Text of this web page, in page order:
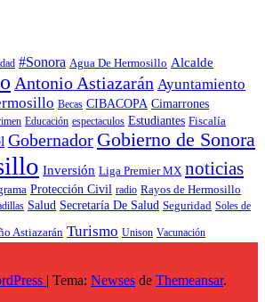
#Sonora Agua De Hermosillo Alcalde
Antonio Astiazarán Ayuntamiento
Becas CIBACOPA Cimarrones
Educación espectaculos Estudiantes Fiscalía
Gobernador Gobierno de Sonora
Inversión Liga Premier MX noticias
Protección Civil radio Rayos de Hermosillo
Salud Secretaría De Salud Seguridad Soles de
Astiazarán Turismo Unison Vacunación
| Tema: Newses de Themeansar.